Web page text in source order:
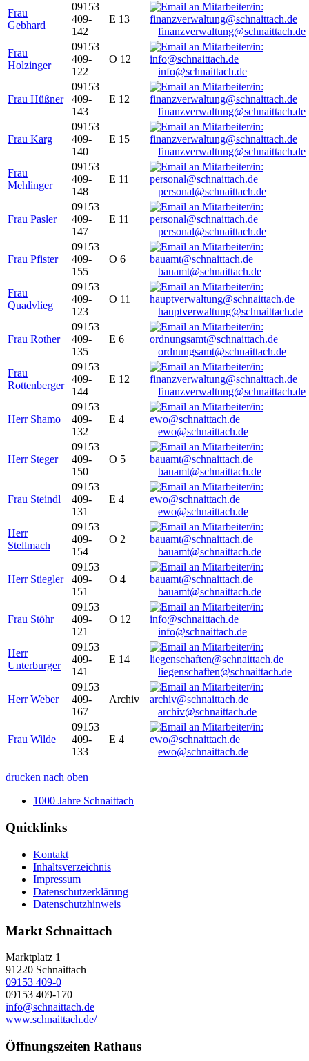
Frau
Gebhard
09153
409-
142
E 13
finanzverwaltung@schnaittach.de
Frau
Holzinger
09153
409-
122
O 12
info@schnaittach.de
Frau Hüßner
09153
409-
143
E 12
finanzverwaltung@schnaittach.de
Frau Karg
09153
409-
140
E 15
finanzverwaltung@schnaittach.de
Frau
Mehlinger
09153
409-
148
E 11
personal@schnaittach.de
Frau Pasler
09153
409-
147
E 11
personal@schnaittach.de
Frau Pfister
09153
409-
155
O 6
bauamt@schnaittach.de
Frau
Quadvlieg
09153
409-
123
O 11
hauptverwaltung@schnaittach.de
Frau Rother
09153
409-
135
E 6
ordnungsamt@schnaittach.de
Frau
Rottenberger
09153
409-
144
E 12
finanzverwaltung@schnaittach.de
Herr Shamo
09153
409-
132
E 4
ewo@schnaittach.de
Herr Steger
09153
409-
150
O 5
bauamt@schnaittach.de
Frau Steindl
09153
409-
131
E 4
ewo@schnaittach.de
Herr
Stellmach
09153
409-
154
O 2
bauamt@schnaittach.de
Herr Stiegler
09153
409-
151
O 4
bauamt@schnaittach.de
Frau Stöhr
09153
409-
121
O 12
info@schnaittach.de
Herr
Unterburger
09153
409-
141
E 14
liegenschaften@schnaittach.de
Herr Weber
09153
409-
167
Archiv
archiv@schnaittach.de
Frau Wilde
09153
409-
133
E 4
ewo@schnaittach.de
drucken nach oben
1000 Jahre Schnaittach
Quicklinks
Kontakt
Inhaltsverzeichnis
Impressum
Datenschutzerklärung
Datenschutzhinweis
Markt Schnaittach
Marktplatz 1
91220 Schnaittach
09153 409-0
09153 409-170
info@schnaittach.de
www.schnaittach.de/
Öffnungszeiten Rathaus